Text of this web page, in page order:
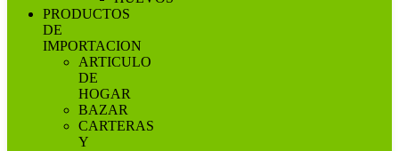
PRODUCTOS
DE
IMPORTACION
ARTICULO
DE
HOGAR
BAZAR
CARTERAS
Y